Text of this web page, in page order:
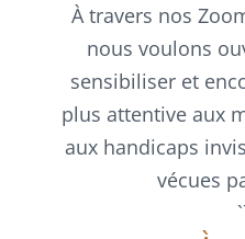
À travers nos
nous voulons
sensibiliser et
plus attentive aux
aux handicaps
vécues